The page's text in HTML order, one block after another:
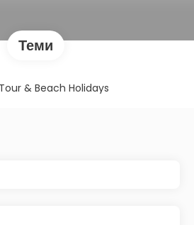
Теми
& Beach Holidays